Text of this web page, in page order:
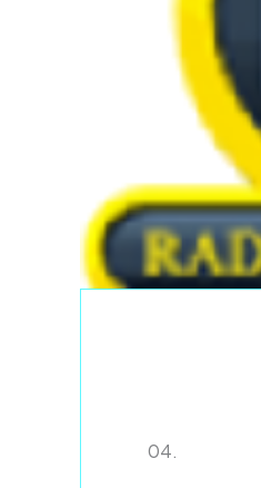
04.